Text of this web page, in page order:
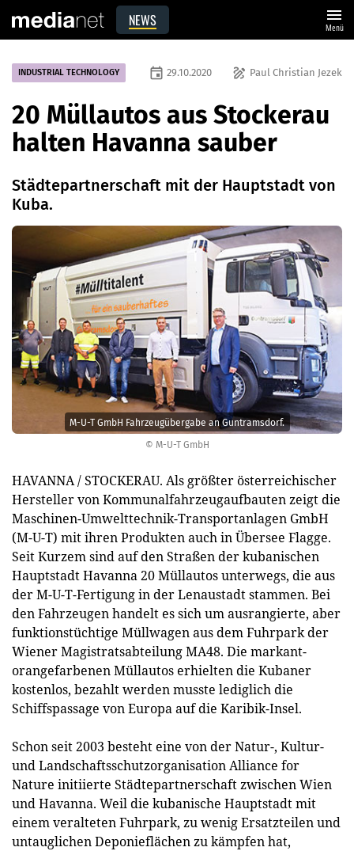
NEWS menu
Menü
© M-U-T GmbH
M-U-T GmbH Fahrzeugübergabe an Guntramsdorf.
INDUSTRIAL TECHNOLOGY draw Paul Christian Jezek
event 29.10.2020
20 Müllautos aus Stockerau
halten Havanna sauber
Städtepartnerschaft mit der Hauptstadt von
Kuba.
HAVANNA / STOCKERAU. Als größter österreichischer
Hersteller von Kommunalfahrzeugaufbauten zeigt die
Maschinen-Umwelttechnik-Transportanlagen GmbH
(M-U-T) mit ihren Produkten auch in Übersee Flagge.
Seit Kurzem sind auf den Straßen der kubanischen
Hauptstadt Havanna 20 Müllautos unterwegs, die aus
der M-U-T-Fertigung in der Lenaustadt stammen. Bei
den Fahrzeugen handelt es sich um ausrangierte, aber
funktionstüchtige Müllwagen aus dem Fuhrpark der
Wiener Magistratsabteilung MA48. Die markant-
orangefarbenen Müllautos erhielten die Kubaner
kostenlos, bezahlt werden musste lediglich die
Schiffspassage von Europa auf die Karibik-Insel.
Schon seit 2003 besteht eine von der Natur-, Kultur-
und Landschaftsschutzorganisation Alliance for
Nature initiierte Städtepartnerschaft zwischen Wien
und Havanna. Weil die kubanische Hauptstadt mit
einem veralteten Fuhrpark, zu wenig Ersatzteilen und
untauglichen Deponieflächen zu kämpfen hat,